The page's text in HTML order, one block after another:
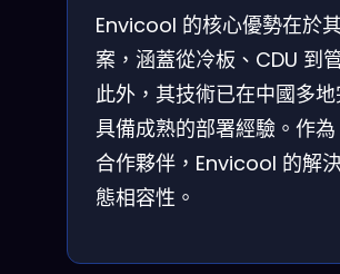
Envicool 的核心優勢在於
案，涵蓋從冷板、CDU 到
此外，其技術已在中國多
具備成熟的部署經驗。作
合作夥伴，Envicool 的解
態相容性。